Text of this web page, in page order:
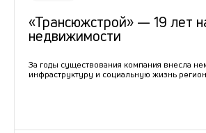
«Трансюжстрой» — 19 лет
недвижимости
За годы существования компания внесла
инфраструктуру и социальную жизнь